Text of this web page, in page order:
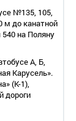
тумбочки,
каналами,
телефон,
пол,
халат,
№135, 105,
м до канатной
на Поляну
А, Б,
Карусель».
(К-1),
дороги